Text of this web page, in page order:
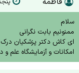
پنجشنبه
سلام
ممنونیم بابت نگرانی
امکانات و آزمایشگاه علم